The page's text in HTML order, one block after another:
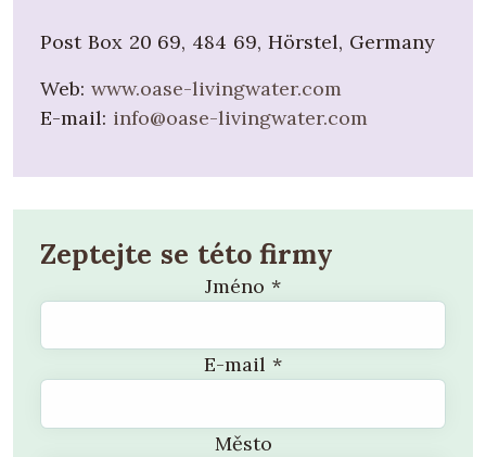
Post Box 20 69, 484 69, Hörstel, Germany
Web: www.oase-livingwater.com
E-mail: info@oase-livingwater.com
Zeptejte se této firmy
Jméno *
E-mail *
Město